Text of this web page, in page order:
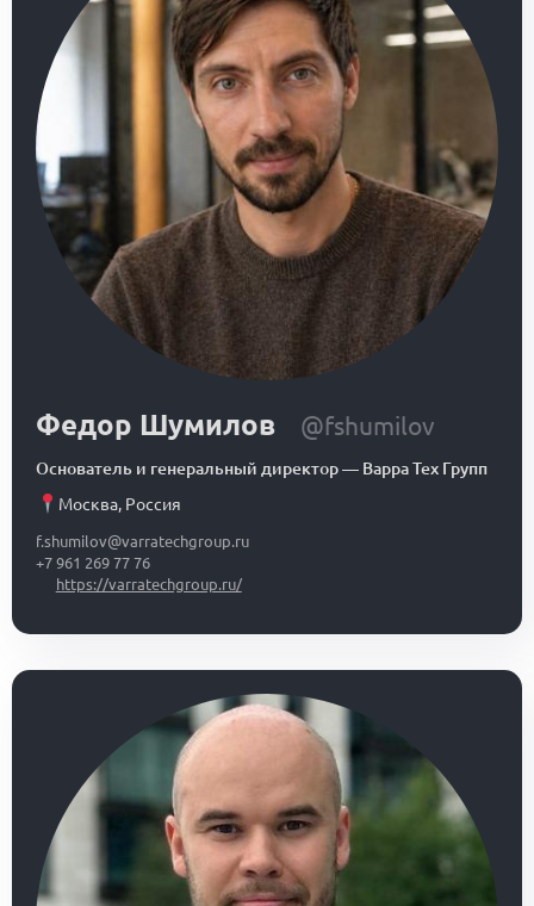
Федор Шумилов @fshumilov
Основатель и генеральный директор— Варра Тех Групп
Москва, Россия
f.shumilov@varratechgroup.ru
+7 961 269 77 76
https://varratechgroup.ru/